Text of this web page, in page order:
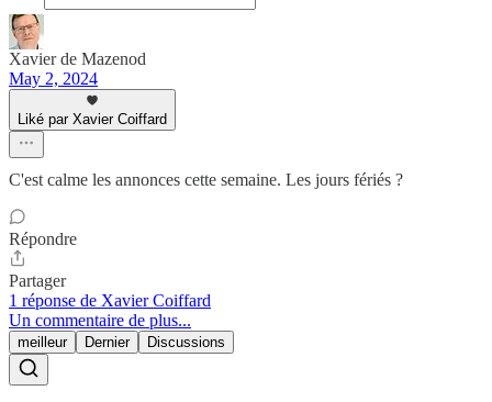
Xavier de Mazenod
May 2, 2024
Liké par Xavier Coiffard
C'est calme les annonces cette semaine. Les jours fériés ?
Répondre
Partager
1 réponse de Xavier Coiffard
Un commentaire de plus...
meilleur Dernier Discussions